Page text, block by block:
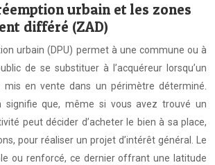
urbain et les zones
différé (ZAD)
urbain (DPU) permet à une commune ou à
de se substituer à l’acquéreur lorsqu’un
mis en vente dans un périmètre déterminé.
signifie que, même si vous avez trouvé un
peut décider d’acheter le bien à sa place,
pour réaliser un projet d’intérêt général. Le
ou renforcé, ce dernier offrant une latitude